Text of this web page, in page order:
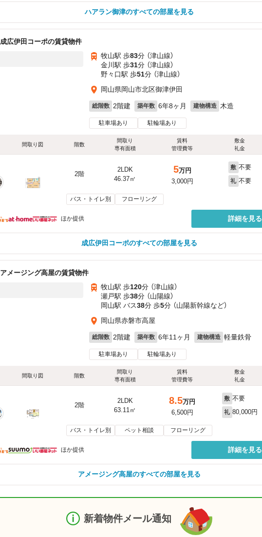
ハアラン御津のすべての部屋を見る
成広伊田コーポの賃貸物件
牧山駅 歩83分 （津山線）
金川駅 歩31分 （津山線）
野々口駅 歩51分 （津山線）
岡山県岡山市北区御津伊田
総階数 2階建 築年数 6年8ヶ月 建物構造 木造
駐車場あり 駐輪場あり
間取り図 階数
間取り
専有面積
賃料
管理費等
敷金
礼金
2階
2LDK
46.37㎡
5万円
3,000円
敷 不要
礼 不要
バス・トイレ別 フローリング
ほか提供 詳細を見る
成広伊田コーポのすべての部屋を見る
アメージング高屋の賃貸物件
牧山駅 歩120分 （津山線）
瀬戸駅 歩38分 （山陽線）
岡山駅 バス38分 歩5分 （山陽新幹線など）
岡山県赤磐市高屋
総階数 2階建 築年数 6年11ヶ月 建物構造 軽量鉄骨
駐車場あり 駐輪場あり
間取り図 階数
間取り
専有面積
賃料
管理費等
敷金
礼金
2階
2LDK
63.11㎡
8.5万円
6,500円
敷 不要
礼 80,000円
バス・トイレ別 ペット相談 フローリング
ほか提供 詳細を見る
アメージング高屋のすべての部屋を見る
新着物件メール通知